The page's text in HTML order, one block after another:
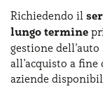
Aziende e
CHI SIAMO
La nostra
Lavora con
COME
Richiedendo il
lungo termine
gestione
all’acquisto a
aziende